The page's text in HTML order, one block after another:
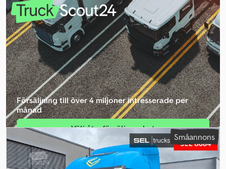
2017 , Utrustning:elektrisk fönsterhiss, luftkonditionering, Allmän
information Användbart material: Betong Drivlina Drivning: Hjul
Motormärke: Iveco Axelkonfiguration Däckdimension: 315/80R22,5
Credpoucz Htsfx Agmof Fjädring: bladfjädring Axel 2: Styrande
Axel 3: Dubbelmonterade hjul Axel 4: Dubbelmonterade hjul Vikter
Tjänstevikt: 15.628 kg Lastkapacitet: 16.372 kg Totalvikt: 32.000 kg
= Ytterligare tillval och utrustning = - Kraftuttag (PTO)
Försäljning till över 4 miljoner intresserade per
månad
Välj återförsäljarpaket
Skapa enskild annons
Småannons